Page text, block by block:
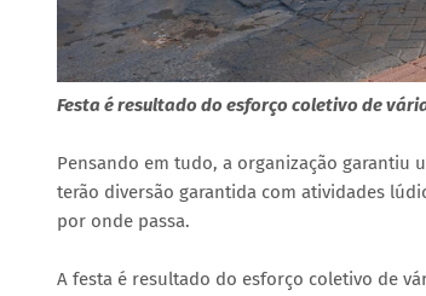
Festa é resultado do esforço coletivo de
Pensando em tudo, a organização garantiu
terão diversão garantida com atividades
por onde passa.
A festa é resultado do esforço coletivo de